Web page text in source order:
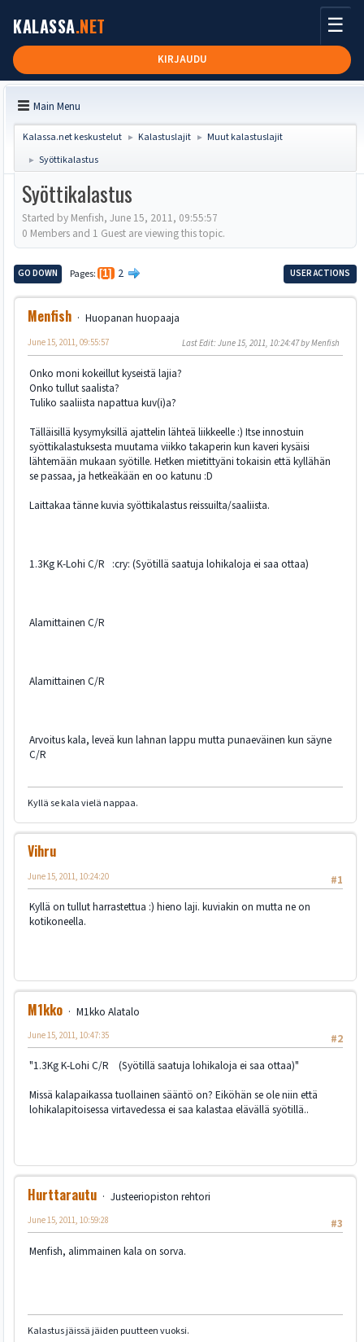
KALASSA.NET
KIRJAUDU
☰
Main Menu
Kalassa.net keskustelut ► Kalastuslajit ► Muut kalastuslajit
► Syöttikalastus
Syöttikalastus
Started by Menfish, June 15, 2011, 09:55:57
0 Members and 1 Guest are viewing this topic.
GO DOWN Pages 1 2 USER ACTIONS
Menfish Huopanan huopaaja
June 15, 2011, 09:55:57 Last Edit: June 15, 2011, 10:24:47 by Menfish
Onko moni kokeillut kyseistä lajia?
Onko tullut saalista?
Tuliko saaliista napattua kuv(i)a?
Tälläisillä kysymyksillä ajattelin lähteä liikkeelle :) Itse innostuin
syöttikalastuksesta muutama viikko takaperin kun kaveri kysäisi
lähtemään mukaan syötille. Hetken mietittyäni tokaisin että kyllähän
se passaa, ja hetkeäkään en oo katunu :D
Laittakaa tänne kuvia syöttikalastus reissuilta/saaliista.
1.3Kg K-Lohi C/R :cry: (Syötillä saatuja lohikaloja ei saa ottaa)
Alamittainen C/R
Alamittainen C/R
Arvoitus kala, leveä kun lahnan lappu mutta punaeväinen kun säyne
C/R
Kyllä se kala vielä nappaa.
Vihru
#1
June 15, 2011, 10:24:20
Kyllä on tullut harrastettua :) hieno laji. kuviakin on mutta ne on
kotikoneella.
M1kko
M1kko Alatalo
#2
June 15, 2011, 10:47:35
"1.3Kg K-Lohi C/R (Syötillä saatuja lohikaloja ei saa ottaa)"
Missä kalapaikassa tuollainen sääntö on? Eiköhän se ole niin että
lohikalapitoisessa virtavedessa ei saa kalastaa elävällä syötillä..
Hurttarautu
Justeeriopiston rehtori
#3
June 15, 2011, 10:59:28
Menfish, alimmainen kala on sorva.
Kalastus jäissä jäiden puutteen vuoksi.